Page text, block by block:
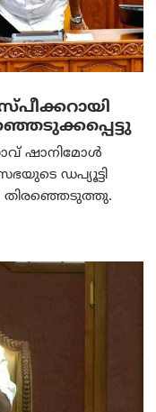
ഷാനിമോൾ
ഡപ്യൂട്ടി
തിരഞ്ഞെടുത്തു.